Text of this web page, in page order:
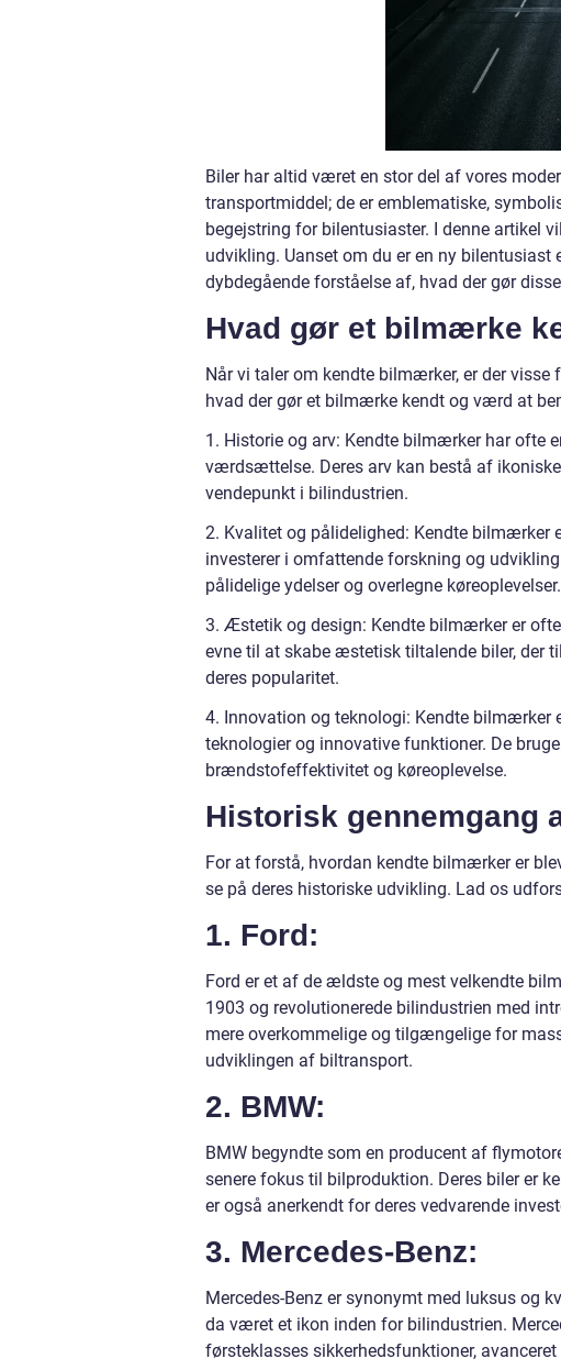
Biler har altid været en stor del af vores
transportmiddel; de er emblematiske,
begejstring for bilentusiaster. I denne artikel
udvikling. Uanset om du er en ny bilentusiast
dybdegående forståelse af, hvad der gør
Hvad gør et bilmærke
Når vi taler om kendte bilmærker, er der
hvad der gør et bilmærke kendt og værd at
1. Historie og arv: Kendte bilmærker har
værdsættelse. Deres arv kan bestå af
vendepunkt i bilindustrien.
2. Kvalitet og pålidelighed: Kendte bilmærker
investerer i omfattende forskning og
pålidelige ydelser og overlegne køreoplevelser.
3. Æstetik og design: Kendte bilmærker er
evne til at skabe æstetisk tiltalende biler, der
deres popularitet.
4. Innovation og teknologi: Kendte bilmærker
teknologier og innovative funktioner. De
brændstofeffektivitet og køreoplevelse.
Historisk gennemgang
For at forstå, hvordan kendte bilmærker er
se på deres historiske udvikling. Lad os
1. Ford:
Ford er et af de ældste og mest velkendte
1903 og revolutionerede bilindustrien med
mere overkommelige og tilgængelige for
udviklingen af biltransport.
2. BMW:
BMW begyndte som en producent af
senere fokus til bilproduktion. Deres biler er
er også anerkendt for deres vedvarende
3. Mercedes-Benz:
Mercedes-Benz er synonymt med luksus og
da været et ikon inden for bilindustrien.
førsteklasses sikkerhedsfunktioner,